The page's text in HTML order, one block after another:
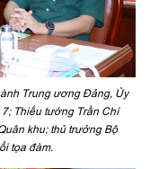
Trung ương Đảng, Ủy
Thiếu tướng Trần Chí
khu; thủ trưởng Bộ
tọa đàm.